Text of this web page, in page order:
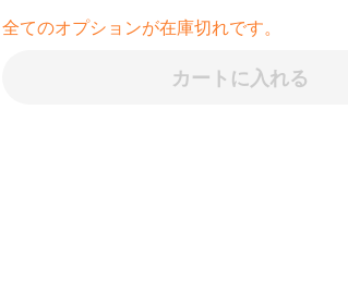
全てのオプションが在庫切れです。
カートに入れる